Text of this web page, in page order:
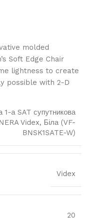
molded
Soft Edge Chair
lightness to create
possible with 2-D
1-а SAT супутникова
Videx, Біла (VF-
BNSK1SATE-W)
Videx
20